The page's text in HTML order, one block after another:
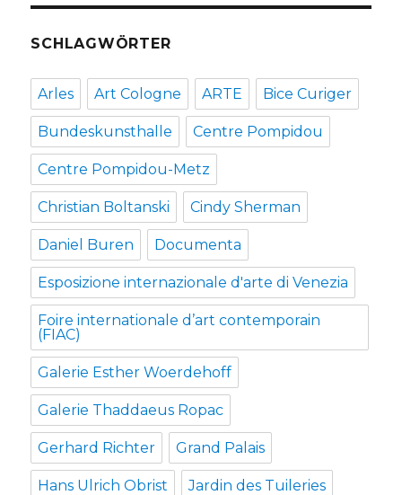
SCHLAGWÖRTER
Arles Art Cologne ARTE Bice Curiger
Bundeskunsthalle Centre Pompidou
Centre Pompidou-Metz
Christian Boltanski Cindy Sherman
Daniel Buren Documenta
Esposizione internazionale d'arte di Venezia
Foire internationale d’art contemporain
(FIAC)
Galerie Esther Woerdehoff
Galerie Thaddaeus Ropac
Gerhard Richter Grand Palais
Hans Ulrich Obrist Jardin des Tuileries